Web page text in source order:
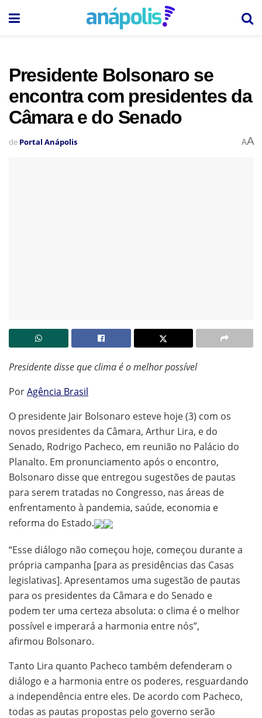
Presidente Bolsonaro se
encontra com presidentes da
Câmara e do Senado
de Portal Anápolis AA
Presidente disse que clima é o melhor possível
PorAgência Brasil
O presidente Jair Bolsonaro esteve hoje (3) com os
novos presidentes da Câmara, Arthur Lira, e do
Senado, Rodrigo Pacheco, em reunião no Palácio do
Planalto. Em pronunciamento após o encontro,
Bolsonaro disse que entregou sugestões de pautas
para serem tratadas no Congresso, nas áreas de
enfrentamento à pandemia, saúde, economia e
reforma do Estado.
“Esse diálogo não começou hoje, começou durante a
própria campanha [para as presidências das Casas
legislativas]. Apresentamos uma sugestão de pautas
para os presidentes da Câmara e do Senado e
podem ter uma certeza absoluta: o clima é o melhor
possível e imperará a harmonia entre nós”,
afirmou Bolsonaro.
Tanto Lira quanto Pacheco também defenderam o
diálogo e a harmonia entre os poderes, resguardando
a independência entre eles. De acordo com Pacheco,
todas as pautas propostas pelo governo serão